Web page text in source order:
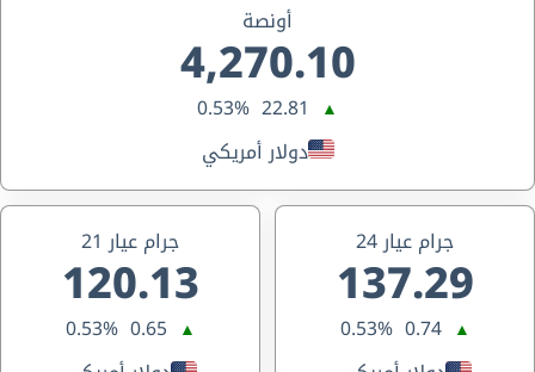
أونصة
4,270.10
▲
22.81
0.53%
دولار أمريكي
جرام عيار 24
137.29
▲
0.74
0.53%
جرام عيار 21
120.13
▲
0.65
0.53%